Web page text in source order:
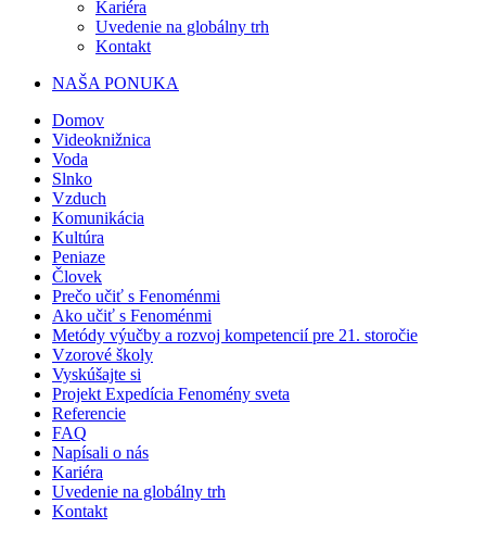
Kariéra
Uvedenie na globálny trh
Kontakt
NAŠA PONUKA
Domov
Videoknižnica
Voda
Slnko
Vzduch
Komunikácia
Kultúra
Peniaze
Človek
Prečo učiť s Fenoménmi
Ako učiť s Fenoménmi
Metódy výučby a rozvoj kompetencií pre 21. storočie
Vzorové školy
Vyskúšajte si
Projekt Expedícia Fenomény sveta
Referencie
FAQ
Napísali o nás
Kariéra
Uvedenie na globálny trh
Kontakt